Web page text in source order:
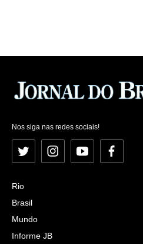
Nos siga nas redes sociais!
Twitter InstagramYouTubeFacebook
Rio
Brasil
Mundo
Informe JB